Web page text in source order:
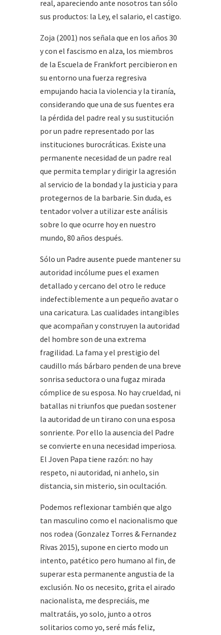
real, apareciendo ante nosotros tan sólo
sus productos: la Ley, el salario, el castigo.
Zoja (2001) nos señala que en los años 30
y con el fascismo en alza, los miembros
de la Escuela de Frankfort percibieron en
su entorno una fuerza regresiva
empujando hacia la violencia y la tiranía,
considerando que una de sus fuentes era
la pérdida del padre real y su sustitución
por un padre representado por las
instituciones burocráticas. Existe una
permanente necesidad de un padre real
que permita templar y dirigir la agresión
al servicio de la bondad y la justicia y para
protegernos de la barbarie. Sin duda, es
tentador volver a utilizar este análisis
sobre lo que ocurre hoy en nuestro
mundo, 80 años después.
Sólo un Padre ausente puede mantener su
autoridad incólume pues el examen
detallado y cercano del otro le reduce
indefectiblemente a un pequeño avatar o
una caricatura. Las cualidades intangibles
que acompañan y construyen la autoridad
del hombre son de una extrema
fragilidad. La fama y el prestigio del
caudillo más bárbaro penden de una breve
sonrisa seductora o una fugaz mirada
cómplice de su esposa. No hay crueldad, ni
batallas ni triunfos que puedan sostener
la autoridad de un tirano con una esposa
sonriente. Por ello la ausencia del Padre
se convierte en una necesidad imperiosa.
El Joven Papa tiene razón: no hay
respeto, ni autoridad, ni anhelo, sin
distancia, sin misterio, sin ocultación.
Podemos reflexionar también que algo
tan masculino como el nacionalismo que
nos rodea (Gonzalez Torres & Fernandez
Rivas 2015), supone en cierto modo un
intento, patético pero humano al fin, de
superar esta permanente angustia de la
exclusión. No os necesito, grita el airado
nacionalista, me despreciáis, me
maltratáis, yo solo, junto a otros
solitarios como yo, seré más feliz,